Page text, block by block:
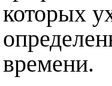
которых
времени.